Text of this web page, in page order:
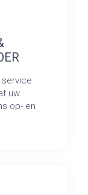
service
uw
op- en